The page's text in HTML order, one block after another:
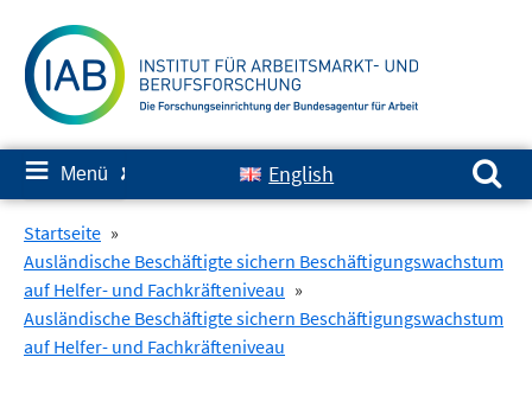
zum
Inhalt
≡ Menü ✘ English
Suchen nach:
Startseite »
Ausländische Beschäftigte sichern Beschäftigungswachstum
auf Helfer- und Fachkräfteniveau »
Ausländische Beschäftigte sichern Beschäftigungswachstum
auf Helfer- und Fachkräfteniveau